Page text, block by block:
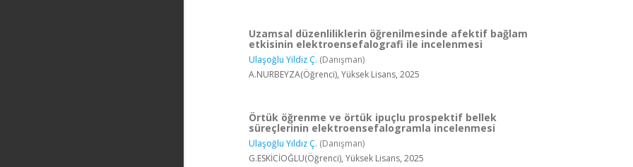
Uzamsal düzenliliklerin öğrenilmesinde afektif bağlam
etkisinin elektroensefalografi ile incelenmesi
Ulaşoğlu Yildiz Ç. (Danışman)
A.NURBEYZA(Öğrenci), Yüksek Lisans, 2025
Örtük öğrenme ve örtük ipuçlu prospektif bellek
süreçlerinin elektroensefalogramla incelenmesi
Ulaşoğlu Yıldız Ç. (Danışman)
G.ESKİCİOĞLU(Öğrenci), Yüksek Lisans, 2025